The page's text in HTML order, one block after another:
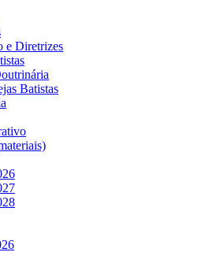
e Diretrizes
Batistas